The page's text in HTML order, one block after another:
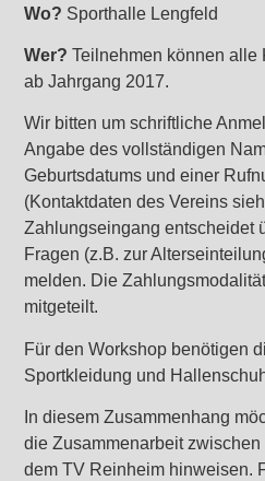
Wo? Sporthalle Lengfeld
Wer?Teilnehmen können
ab Jahrgang 2017.
Wir bitten um schriftliche
Angabe des vollständigen
Geburtsdatums und einer
(Kontaktdaten des Vereins
Zahlungseingang entscheidet
Fragen (z.B. zur
melden. Die
mitgeteilt.
Für den Workshop benötigen
Sportkleidung und
In diesem Zusammenhang
die Zusammenarbeit
dem TV Reinheim hinweisen.